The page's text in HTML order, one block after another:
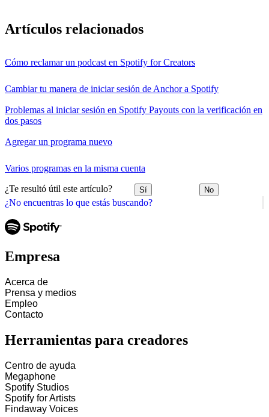
¿No encuentras lo que estás buscando?
Artículos relacionados
Cómo reclamar un podcast en Spotify for Creators
Cambiar tu manera de iniciar sesión de Anchor a Spotify
Problemas al iniciar sesión en Spotify Payouts con la verificación en
dos pasos
Agregar un programa nuevo
Varios programas en la misma cuenta
¿Te resultó útil este artículo? Sí No
Empresa
Acerca de
Prensa y medios
Empleo
Contacto
Herramientas para creadores
Centro de ayuda
Megaphone
Spotify Studios
Spotify for Artists
Findaway Voices